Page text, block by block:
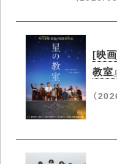
[映
教室
（